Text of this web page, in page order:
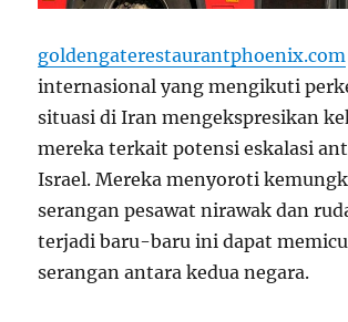
goldengaterestaurantphoenix.com
internasional yang mengikuti
situasi di Iran mengekspresikan
mereka terkait potensi eskalasi
Israel. Mereka menyoroti
serangan pesawat nirawak dan
terjadi baru-baru ini dapat
serangan antara kedua negara.